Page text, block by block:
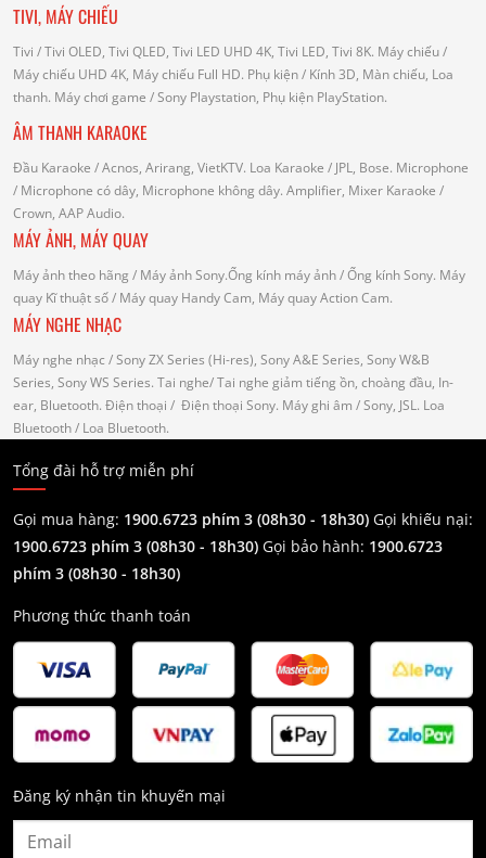
TIVI, MÁY CHIẾU
Tivi / Tivi OLED, Tivi QLED, Tivi LED UHD 4K, Tivi LED, Tivi 8K. Máy chiếu/
Máy chiếu UHD 4K, Máy chiếu Full HD. Phụ kiện/ Kính 3D, Màn chiếu, Loa
thanh. Máy chơi game / Sony Playstation, Phụ kiện PlayStation.
ÂM THANH KARAOKE
Đầu Karaoke / Acnos, Arirang, VietKTV. Loa Karaoke / JPL, Bose. Microphone
/ Microphone có dây, Microphone không dây. Amplifier, Mixer Karaoke /
Crown, AAP Audio.
MÁY ẢNH, MÁY QUAY
Máy ảnh theo hãng / Máy ảnh Sony.Ống kính máy ảnh / Ống kính Sony. Máy
quay Kĩ thuật số/ Máy quay Handy Cam, Máy quay Action Cam.
MÁY NGHE NHẠC
Máy nghe nhạc / Sony ZX Series (Hi-res), Sony A&E Series, Sony W&B
Series, Sony WS Series. Tai nghe/ Tai nghe giảm tiếng ồn, choàng đầu, In-
ear, Bluetooth. Điện thoại / Điện thoại Sony. Máy ghi âm / Sony, JSL. Loa
Bluetooth/ Loa Bluetooth.
Tổng đài hỗ trợ miễn phí
Gọi mua hàng: 1900.6723 phím 3 (08h30 - 18h30) Gọi khiếu nại:
1900.6723 phím 3 (08h30 - 18h30) Gọi bảo hành: 1900.6723
phím 3 (08h30 - 18h30)
Phương thức thanh toán
Đăng ký nhận tin khuyến mại